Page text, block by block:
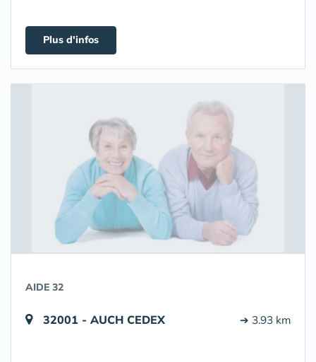
Plus d'infos
AIDE 32
32001 - AUCH CEDEX ➔ 3.93 km